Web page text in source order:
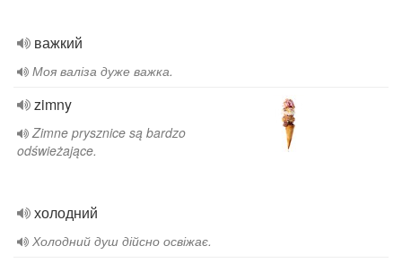
важкий
Моя валіза дуже важка.
zimny
Zimne prysznice są bardzo
odświeżające.
холодний
Холодний душ дійсно освіжає.